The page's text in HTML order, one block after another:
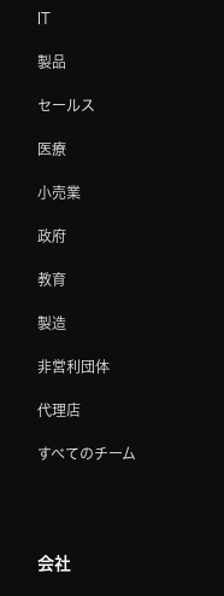
IT
製品
セールス
医療
小売業
政府
教育
製造
非営利団体
代理店
すべてのチーム
会社